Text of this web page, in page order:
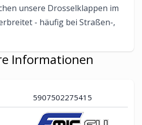
unsere Drosselklappen im
- häufig bei Straßen-,
Informationen
5907502275415